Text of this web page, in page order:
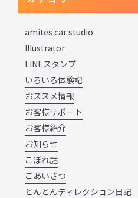
amites car studio
Illustrator
LINEスタンプ
いろいろ体験記
おススメ情報
お客様サポート
お客様紹介
お知らせ
こぼれ話
ごあいさつ
とんとんディレクション日記